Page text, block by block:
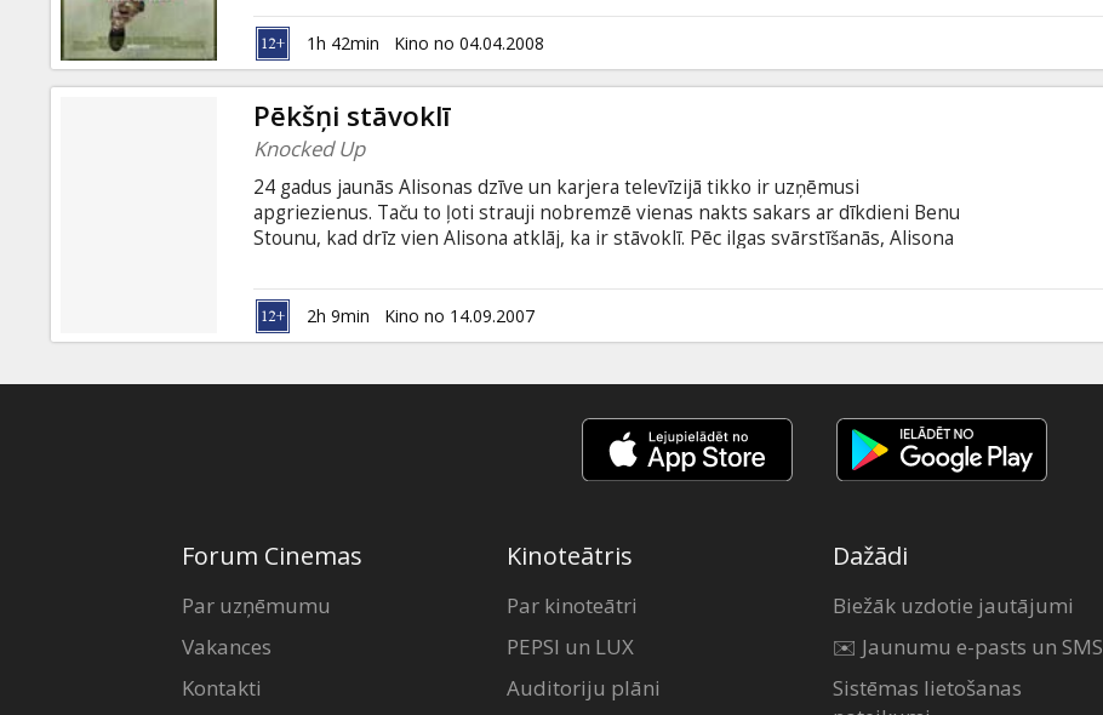
izdevīgāko miesassargu Drilbitu Teiloru, kurš ir ar mieru iemācīt vārguļu trijotnei
gan fiziskos, gan arī psiholoģiskos aizsardzības paņēmienus.
1h 42min Kino no 04.04.2008
Pēkšņi stāvoklī
Knocked Up
24 gadus jaunās Alisonas dzīve un karjera televīzijā tikko ir uzņēmusi
apgriezienus. Taču to ļoti strauji nobremzē vienas nakts sakars ar dīkdieni Benu
Stounu, kad drīz vien Alisona atklāj, ka ir stāvoklī. Pēc ilgas svārstīšanās, Alisona
nozīmē būt otram blakus gan priekos, gan bēdās? Pēc pāris dzērieniem un
vētrainas vienas nakts sakara, nu viņiem doti deviņi mēneši, lai tiktu skaidrībā, ko
darīt tālāk.
2h 9min Kino no 14.09.2007
Forum Cinemas
Par uzņēmumu
Vakances
Kontakti
Kinoteātris
Par kinoteātri
PEPSI un LUX
Auditoriju plāni
Dažādi
Biežāk uzdotie jautājumi
✉️ Jaunumu e-pasts un SMS
Sistēmas lietošanas